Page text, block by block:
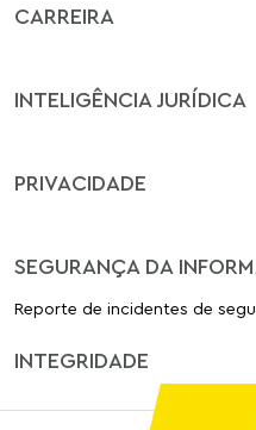
CARREIRA
INTELIGÊNCIA JURÍDICA
PRIVACIDADE
SEGURANÇA DA
Reporte de incidentes de
INTEGRIDADE